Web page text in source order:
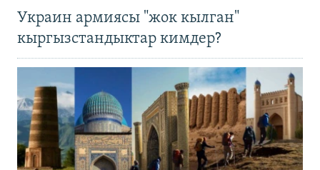
Украин армиясы "жок кылган"
кыргызстандыктар кимдер?